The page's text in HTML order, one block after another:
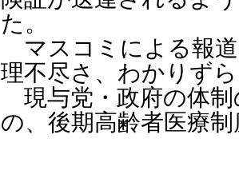
た。
マスコミによる報
理不尽さ、わかりず
現与党・政府の体
の、後期高齢者医療